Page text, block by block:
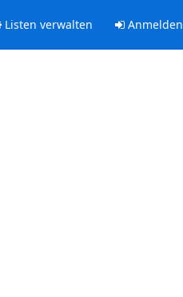
Listen verwalten Anmelden